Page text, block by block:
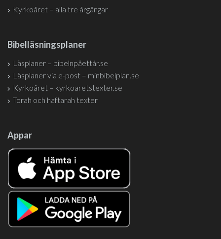
Kyrkoåret – alla tre årgångar
Bibelläsningsplaner
Läsplaner – bibelnpåettår.se
Läsplaner via e-post – minbibelplan.se
Kyrkoåret – kyrkoaretstexter.se
Torah och haftarah texter
Appar